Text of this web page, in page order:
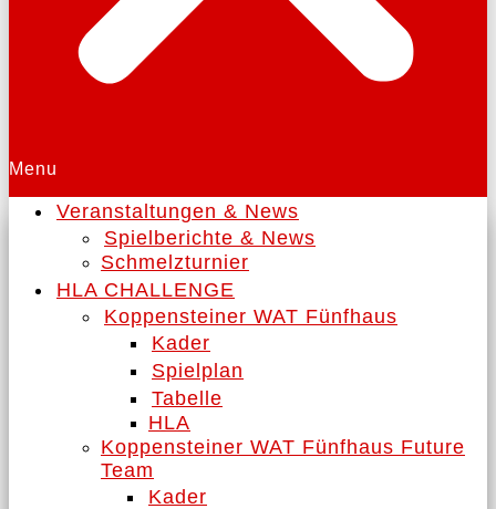
Menu
Veranstaltungen & News
Spielberichte & News
Schmelzturnier
HLA CHALLENGE
Koppensteiner WAT Fünfhaus
Kader
Spielplan
Tabelle
HLA
Koppensteiner WAT Fünfhaus Future
Team
Kader